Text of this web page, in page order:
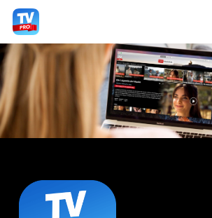
Skip
to
main
content